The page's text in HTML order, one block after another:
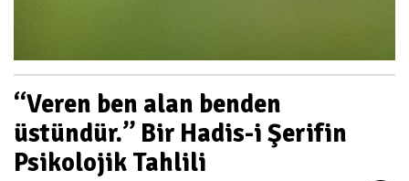
“Veren ben alan benden
üstündür.” Bir Hadis-i Şerifin
Psikolojik Tahlili